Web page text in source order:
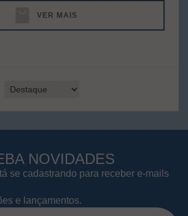
VER MAIS
NOVIDADES
se cadastrando para receber e-mails
e lançamentos.